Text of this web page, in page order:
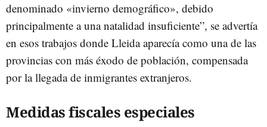
denominado «invierno demográfico», debido
principalmente a una natalidad insuficiente”, se advertía
en esos trabajos donde Lleida aparecía como una de las
provincias con más éxodo de población, compensada
por la llegada de inmigrantes extranjeros.
Medidas fiscales especiales